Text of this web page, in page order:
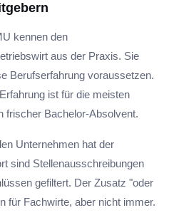
kennen den
aus der Praxis. Sie
Berufserfahrung voraussetzen.
ist für die meisten
frischer Bachelor-Absolvent.
Unternehmen hat der
sind Stellenausschreibungen
gefiltert. Der Zusatz "oder
für Fachwirte, aber nicht immer.